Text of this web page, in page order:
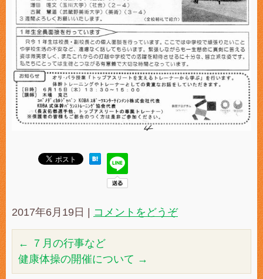
2017年6月19日 | コメントをどうぞ
← ７月の行事など
健康体操の開催について →